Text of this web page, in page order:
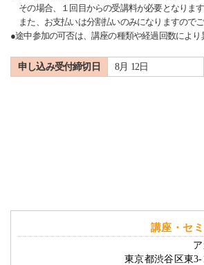
その場合、１回目からの受講料が必要となります
また、お支払いは分割払いのみになりますのでご
●途中参加の可否は、講座の種類や経過回数によ
申し込み受付締切日 8月 12日
講座・セ
東京都渋谷区東